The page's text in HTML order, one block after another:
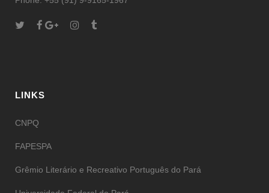
LINKS
CNPQ
FAPESPA
Grêmio Literário e Recreativo Português do Pará